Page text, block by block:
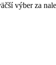
výber za